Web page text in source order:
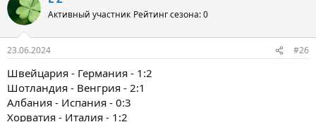
ц
и
Активный участник Рейтинг сезона: 0
23.06.2024 #26
Швейцария - Германия - 1:2
Шотландия - Венгрия - 2:1
Албания - Испания - 0:3
Хорватия - Италия - 1:2